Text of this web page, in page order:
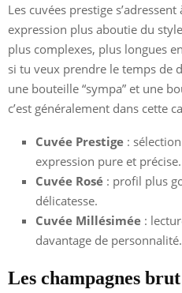
Les cuvées prestige
expression plus aboutie du
plus complexes, plus longues
si tu veux prendre le temps de
une bouteille “sympa” et une
c’est généralement dans cette
Cuvée Prestige :
expression pure et précise.
Cuvée Rosé : profil plus
délicatesse.
Cuvée Millésimée :
davantage de personnalité.
Les champagnes brut